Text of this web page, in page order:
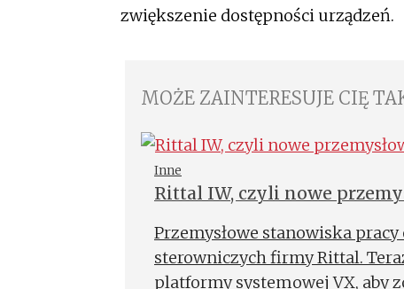
zwiększenie dostępności urządzeń.
MOŻE ZAINTERESUJE CIĘ
Inne
Rittal IW, czyli nowe
Przemysłowe stanowiska
sterowniczych firmy Rittal.
platformy systemowej VX, aby